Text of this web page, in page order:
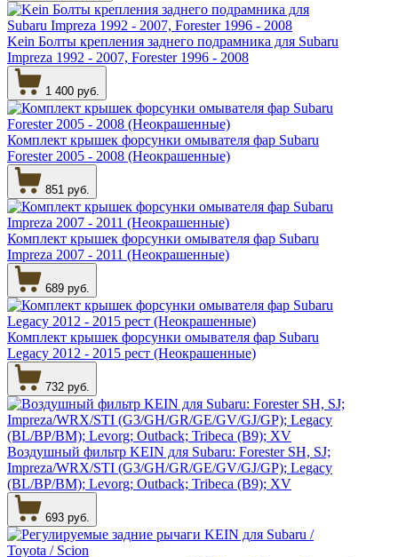
Kein Болты крепления заднего подрамника для Subaru
Impreza 1992 - 2007, Forester 1996 - 2008
1 400 руб.
Комплект крышек форсунки омывателя фар Subaru
Forester 2005 - 2008 (Неокрашенные)
851 руб.
Комплект крышек форсунки омывателя фар Subaru
Impreza 2007 - 2011 (Неокрашенные)
689 руб.
Комплект крышек форсунки омывателя фар Subaru
Legacy 2012 - 2015 рест (Неокрашенные)
732 руб.
Воздушный фильтр KEIN для Subaru: Forester SH, SJ;
Impreza/WRX/STI (G3/GH/GR/GE/GV/GJ/GP); Legacy
(BL/BP/BM); Levorg; Outback; Tribeca (B9); XV
693 руб.